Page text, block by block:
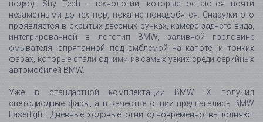
Тот же принцип продолжается в интерьере. Технологии
присутствуют повсюду, но не превращают салон в хаотичный
набор экранов и кнопок. Они появляются тогда, когда нужны,
и исчезают из внимания, когда водитель и пассажиры просто
хотят наслаждаться пространством.
Салон BMW iX построен вокруг идеи пространства,
спокойствия и высокого качества. Благодаря электрической